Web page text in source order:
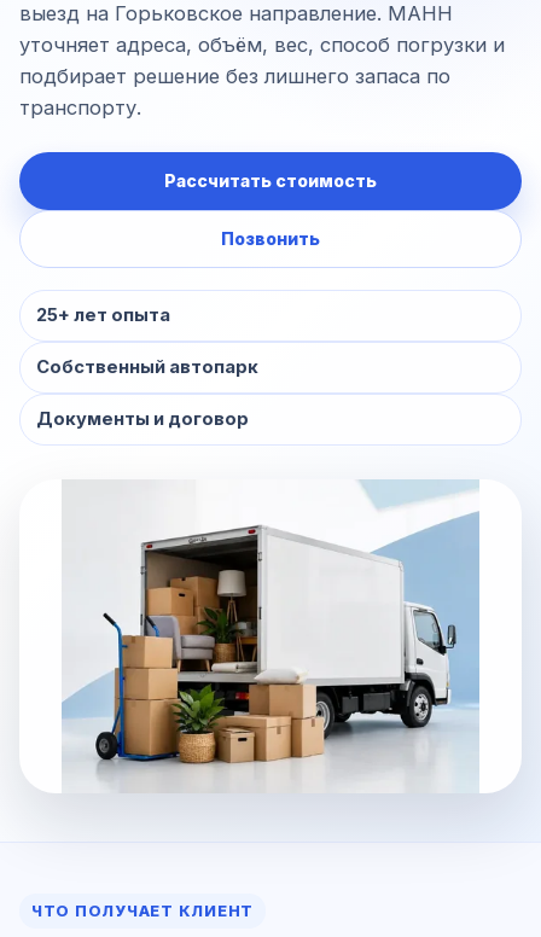
выезд на Горьковское направление. МАНН
уточняет адреса, объём, вес, способ погрузки и
подбирает решение без лишнего запаса по
транспорту.
Рассчитать стоимость
Позвонить
25+ лет опыта
Собственный автопарк
Документы и договор
ЧТО ПОЛУЧАЕТ КЛИЕНТ